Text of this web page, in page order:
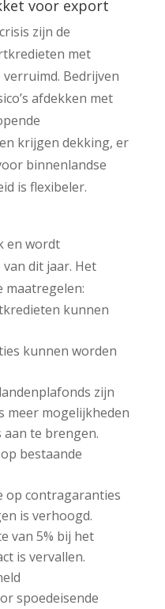
voor export
zijn de
met
Bedrijven
afdekken met
krijgen dekking, er
binnenlandse
is flexibeler.
en wordt
dit jaar. Het
maatregelen:
kunnen
kunnen worden
zijn
meer mogelijkheden
te brengen.
bestaande
op contragaranties
is verhoogd.
van 5% bij het
is vervallen.
spoedeisende